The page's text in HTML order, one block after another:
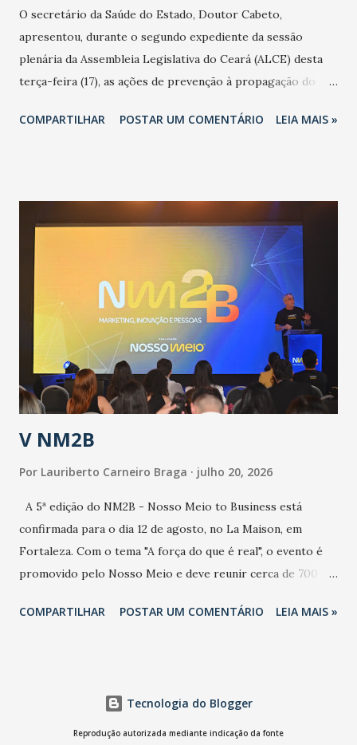
O secretário da Saúde do Estado, Doutor Cabeto,
apresentou, durante o segundo expediente da sessão
plenária da Assembleia Legislativa do Ceará (ALCE) desta
terça-feira (17), as ações de prevenção à propagação do
adotadas pelo Governo do Estado na contenção da
população suspeita e de cuidados com os ambientes
públicos e domiciliares. “Nós não estamos vivendo uma
epidemia comum, como temos em todos os anos, com
aumento de casos de dengue, influenza ou H1N1. Trata-se
de uma epidemia com um vírus diferente, com um poder de
contaminação maior que outros coronavírus”, apontou o
secretário. Segundo ele, é uma epidemia com chance de
contaminação alta, podendo gerar um grande risco à
população e ao sistema de saúde. “Precisamos saber fazer a
estratificação do risco da doença, para não so...
COMPARTILHAR POSTAR UM COMENTÁRIO LEIA MAIS »
V NM2B
Por Lauriberto Carneiro Braga julho 20, 2026
A 5ª edição do NM2B - Nosso Meio to Business está
confirmada para o dia 12 de agosto, no La Maison, em
Fortaleza. Com o tema "A força do que é real", o evento é
promovido pelo Nosso Meio e deve reunir cerca de 700
e lideranças do Mercado Nacional. Desde 2022, o NM2B
LinkedIn, VISA, Grupo 3corações, TikTok e M. Dias Branco.
A nova edição chega em um momento em que autenticidade
COMPARTILHAR POSTAR UM COMENTÁRIO LEIA MAIS »
Tecnologia do Blogger
Reprodução autorizada mediante indicação da fonte